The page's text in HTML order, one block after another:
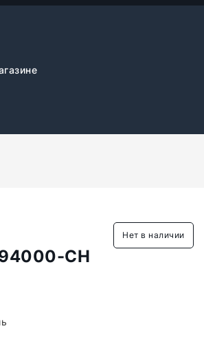
Нет в наличии
CH